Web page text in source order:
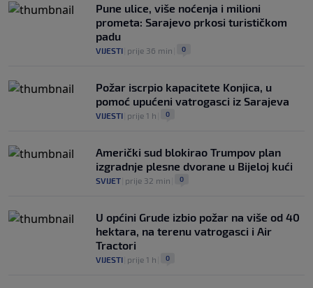
Pune ulice, više noćenja i milioni
prometa: Sarajevo prkosi turističkom
padu
VIJESTI prije 36 min 0
Požar iscrpio kapacitete Konjica, u
pomoć upućeni vatrogasci iz Sarajeva
VIJESTI prije 1 h 0
Američki sud blokirao Trumpov plan
izgradnje plesne dvorane u Bijeloj kući
SVIJET prije 32 min 0
U općini Grude izbio požar na više od 40
hektara, na terenu vatrogasci i Air
Tractori
VIJESTI prije 1 h 0